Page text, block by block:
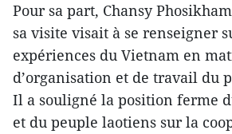
Pour sa part, Chansy
sa visite visait à se renseigner
expériences du Vietnam en
d’organisation et de travail du
Il a souligné la position ferme
et du peuple laotiens sur la